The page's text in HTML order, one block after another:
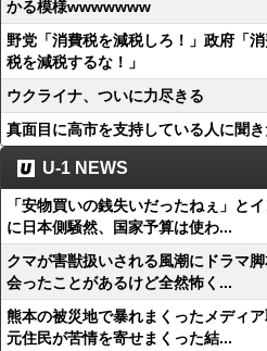
かる模様wwwwwww
野党「消費税を減税しろ！」政府「
税を減税するな！」
ウクライナ、ついに力尽きる
真面目に高市を支持している人に聞
U-1 NEWS
「安物買いの銭失いだったねぇ」と
に日本側騒然、国家予算は使わ...
クマが害獣扱いされる風潮にドラマ
会ったことがあるけど全然怖く...
熊本の被災地で暴れまくったメディ
元住民が苦情を寄せまくった結...